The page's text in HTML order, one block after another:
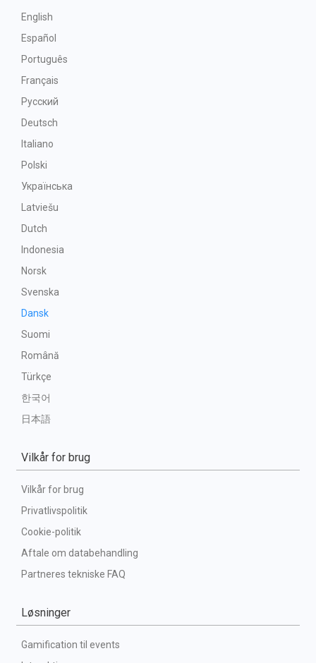
English
Español
Português
Français
Русский
Deutsch
Italiano
Polski
Українська
Latviešu
Dutch
Indonesia
Norsk
Svenska
Dansk
Suomi
Română
Türkçe
한국어
日本語
Vilkår for brug
Vilkår for brug
Privatlivspolitik
Cookie-politik
Aftale om databehandling
Partneres tekniske FAQ
Løsninger
Gamification til events